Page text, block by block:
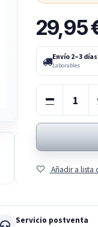
29,95
Envío 2–3 días
Laborables
Añadir a lista
Servicio postventa